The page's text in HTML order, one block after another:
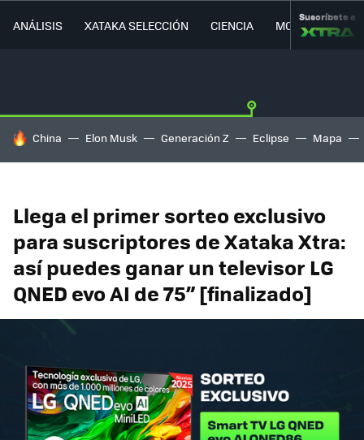
ANÁLISIS XATAKA SELECCIÓN CIENCIA MOVILIDAD
Suscríbete a
HOY SE HABLA DE
China Elon Musk Generación Z Eclipse Mapa
Llega el primer sorteo exclusivo
para suscriptores de Xataka Xtra:
así puedes ganar un televisor LG
QNED evo AI de 75” [finalizado]